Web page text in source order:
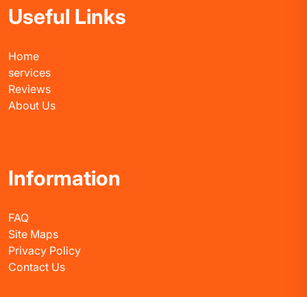
Useful Links
Home
services
Reviews
About Us
Information
FAQ
Site Maps
Privacy Policy
Contact Us